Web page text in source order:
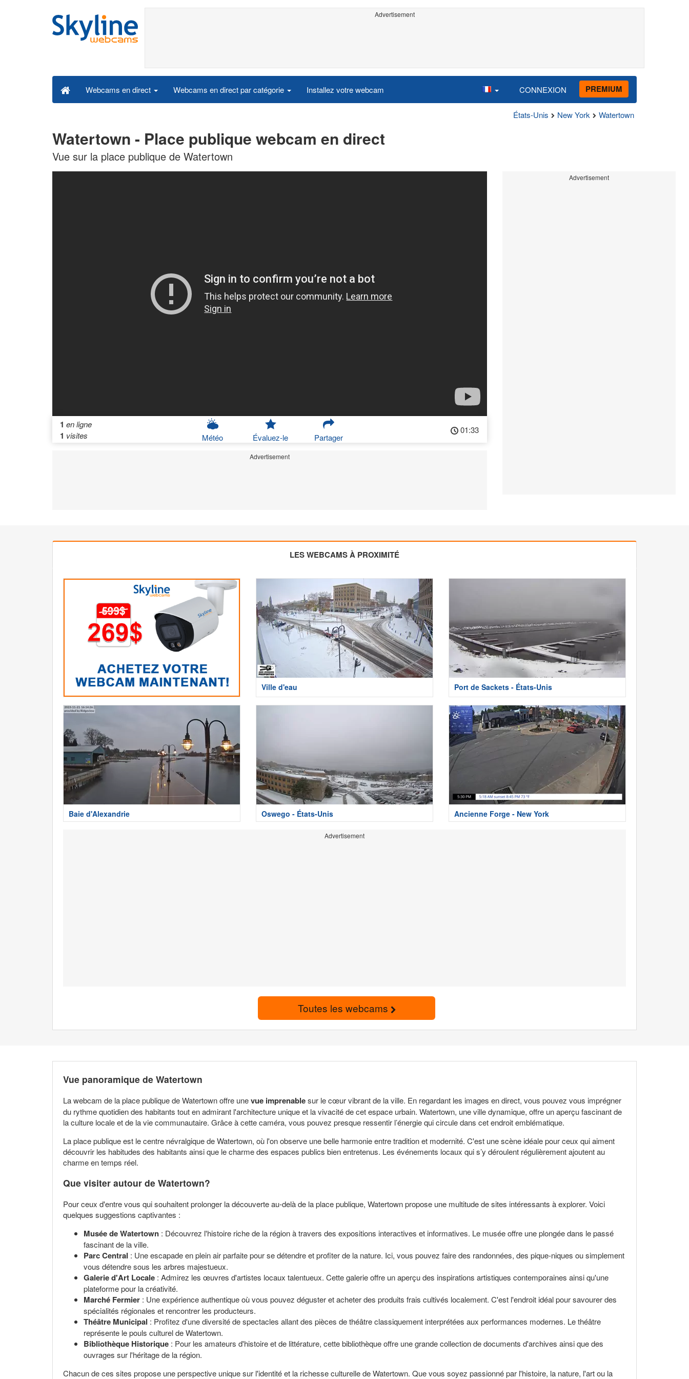
Advertisement
Webcams en direct Webcams en direct par catégorie Installez votre webcam CONNEXION PREMIUM
États-Unis New York Watertown
Watertown - Place publique webcam en direct
Vue sur la place publique de Watertown
1 en ligne
1 visites Météo Évaluez-le Partager
01:33
Advertisement
Advertisement
LES WEBCAMS À PROXIMITÉ
Ville d'eau Port de Sackets - États-Unis
Baie d'Alexandrie Oswego - États-Unis Ancienne Forge - New York
Advertisement
Toutes les webcams
Vue panoramique de Watertown
La webcam de la place publique de Watertown offre unevue imprenablesur le cœur vibrant de la ville. En regardant les images en direct, vous pouvez vous imprégner
du rythme quotidien des habitants tout en admirant l'architecture unique et la vivacité de cet espace urbain. Watertown, une ville dynamique, offre un aperçu fascinant de
la culture locale et de la vie communautaire. Grâce à cette caméra, vous pouvez presque ressentir l’énergie qui circule dans cet endroit emblématique.
La place publique est le centre névralgique de Watertown, où l'on observe une belle harmonie entre tradition et modernité. C'est une scène idéale pour ceux qui aiment
découvrir les habitudes des habitants ainsi que le charme des espaces publics bien entretenus. Les événements locaux qui s’y déroulent régulièrement ajoutent au
charme en temps réel.
Que visiter autour de Watertown?
Pour ceux d'entre vous qui souhaitent prolonger la découverte au-delà de la place publique, Watertown propose une multitude de sites intéressants à explorer. Voici
quelques suggestions captivantes :
Musée de Watertown : Découvrez l'histoire riche de la région à travers des expositions interactives et informatives. Le musée offre une plongée dans le passé
fascinant de la ville.
Parc Central : Une escapade en plein air parfaite pour se détendre et profiter de la nature. Ici, vous pouvez faire des randonnées, des pique-niques ou simplement
vous détendre sous les arbres majestueux.
Galerie d'Art Locale : Admirez les œuvres d'artistes locaux talentueux. Cette galerie offre un aperçu des inspirations artistiques contemporaines ainsi qu'une
plateforme pour la créativité.
Marché Fermier : Une expérience authentique où vous pouvez déguster et acheter des produits frais cultivés localement. C'est l'endroit idéal pour savourer des
spécialités régionales et rencontrer les producteurs.
Théâtre Municipal : Profitez d'une diversité de spectacles allant des pièces de théâtre classiquement interprétées aux performances modernes. Le théâtre
représente le pouls culturel de Watertown.
Bibliothèque Historique : Pour les amateurs d'histoire et de littérature, cette bibliothèque offre une grande collection de documents d'archives ainsi que des
ouvrages sur l'héritage de la région.
Chacun de ces sites propose une perspective unique sur l'identité et la richesse culturelle de Watertown. Que vous soyez passionné par l'histoire, la nature, l'art ou la